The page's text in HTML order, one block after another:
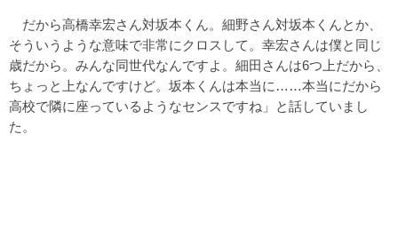
だから高橋幸宏さん対坂本くん。細野さん対坂本くんとか、
そういうような意味で非常にクロスして。幸宏さんは僕と同じ
歳だから。みんな同世代なんですよ。細田さんは6つ上だから、
ちょっと上なんですけど。坂本くんは本当に……本当にだから
高校で隣に座っているようなセンスですね」と話していまし
た。